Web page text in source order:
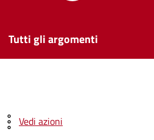
Tutti gli argomenti
Vedi azioni